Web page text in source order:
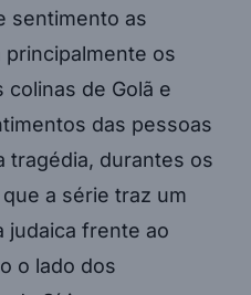
sentimento as
os
de Golã e
das pessoas
tragédia, durantes os
a série traz um
judaica frente ao
o lado dos